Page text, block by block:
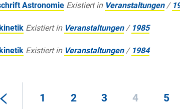
Astronomie Existiert in Veranstaltungen /
Existiert in Veranstaltungen / 1985
Existiert in Veranstaltungen / 1984
1 2 3 4 5